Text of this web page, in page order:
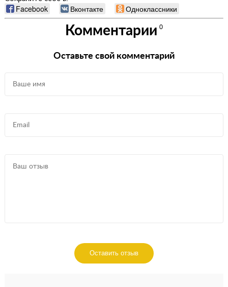
Facebook Вконтакте Одноклассники
Комментарии 0
Оставьте свой комментарий
Оставить отзыв